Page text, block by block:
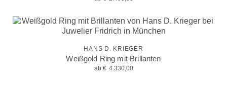
HANS D. KRIEGER
Weißgold Ring mit Brillanten
ab € 4.330,00